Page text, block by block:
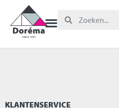
KLANTENSERVICE